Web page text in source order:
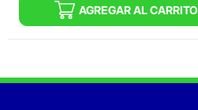
AGREGAR AL CARRITO